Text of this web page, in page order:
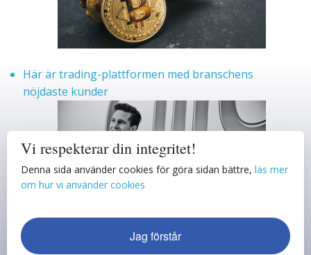
Här är trading-plattformen med branschens
nöjdaste kunder
Vi respekterar din integritet!
Denna sida använder cookies för göra sidan bättre, läs mer
om hur vi använder cookies
Jag förstår